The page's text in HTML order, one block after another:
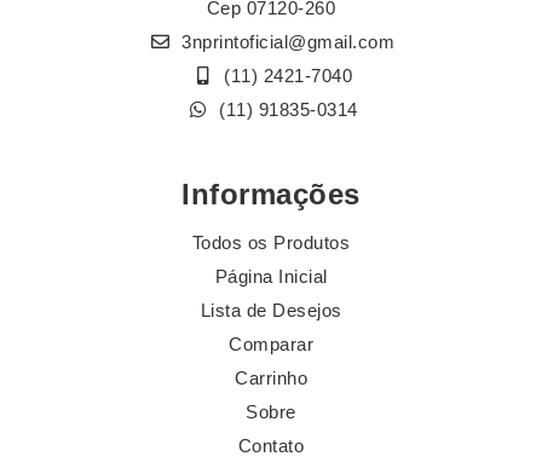
Cep 07120-260
3nprintoficial@gmail.com
(11) 2421-7040
(11) 91835-0314
Informações
Todos os Produtos
Página Inicial
Lista de Desejos
Comparar
Carrinho
Sobre
Contato